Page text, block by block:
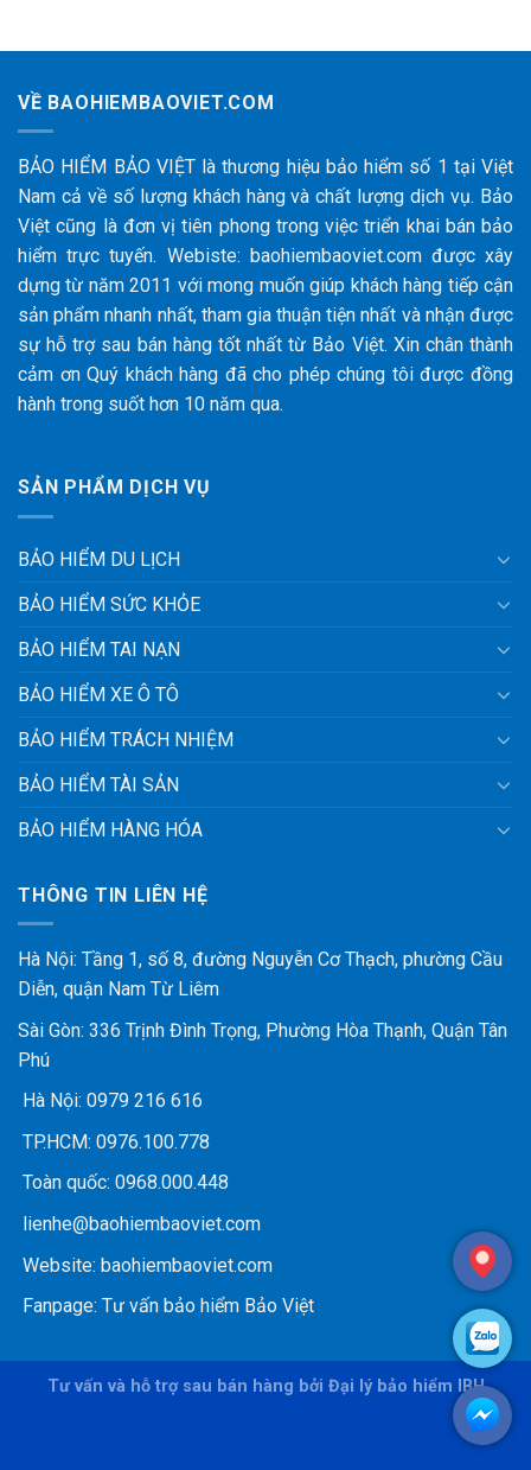
VỀ BAOHIEMBAOVIET.COM
BẢO HIỂM BẢO VIỆT là thương hiệu bảo hiểm số 1 tại Việt
Nam cả về số lượng khách hàng và chất lượng dịch vụ. Bảo
Việt cũng là đơn vị tiên phong trong việc triển khai bán bảo
hiểm trực tuyến. Webiste: baohiembaoviet.com được xây
dựng từ năm 2011 với mong muốn giúp khách hàng tiếp cận
sản phẩm nhanh nhất, tham gia thuận tiện nhất và nhận được
sự hỗ trợ sau bán hàng tốt nhất từ Bảo Việt. Xin chân thành
cảm ơn Quý khách hàng đã cho phép chúng tôi được đồng
hành trong suốt hơn 10 năm qua.
SẢN PHẨM DỊCH VỤ
BẢO HIỂM DU LỊCH
BẢO HIỂM SỨC KHỎE
BẢO HIỂM TAI NẠN
BẢO HIỂM XE Ô TÔ
BẢO HIỂM TRÁCH NHIỆM
BẢO HIỂM TÀI SẢN
BẢO HIỂM HÀNG HÓA
THÔNG TIN LIÊN HỆ
Hà Nội: Tầng 1, số 8, đường Nguyễn Cơ Thạch, phường Cầu
Diễn, quận Nam Từ Liêm
Sài Gòn: 336 Trịnh Đình Trọng, Phường Hòa Thạnh, Quận Tân
Phú
Hà Nội: 0979 216 616
TP.HCM: 0976.100.778
Toàn quốc: 0968.000.448
lienhe@baohiembaoviet.com
Website: baohiembaoviet.com
Fanpage: Tư vấn bảo hiểm Bảo Việt
Tư vấn và hỗ trợ sau bán hàng bởi Đại lý bảo hiểm IBH